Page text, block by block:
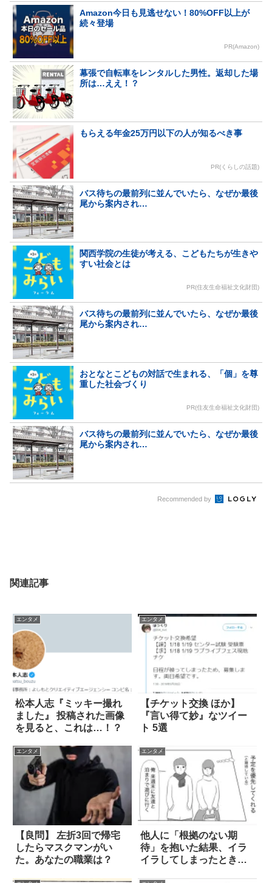
Amazon今日も見逃せない！80%OFF以上が
続々登場
PR(Amazon)
幕張で自転車をレンタルした男性。返却した場
所は…ええ！？
もらえる年金25万円以下の人が知るべき事
PR(くらしの話題)
バス待ちの最前列に並んでいたら、なぜか最後
尾から案内され…
関西学院の生徒が考える、こどもたちが生きや
すい社会とは
PR(住友生命福祉文化財団)
バス待ちの最前列に並んでいたら、なぜか最後
尾から案内され…
おとなとこどもの対話で生まれる、「個」を尊
重した社会づくり
PR(住友生命福祉文化財団)
バス待ちの最前列に並んでいたら、なぜか最後
尾から案内され…
Recommended by
関連記事
エンタメ
松本人志『ミッキー撮れ
ました』 投稿された画像
を見ると、これは…！？
エンタメ
【チケット交換 ほか】
『言い得て妙』なツイー
ト 5選
エンタメ
【良問】 左折3回で帰宅
したらマスクマンがい
た。あなたの職業は？
エンタメ
他人に「根拠のない期
待」を抱いた結果、イラ
イラしてしまったとき